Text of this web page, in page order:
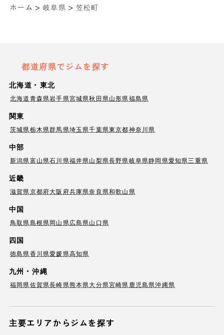
ホーム > 岐阜県 > 笠松町
都道府県でジムを探す
北海道・東北
北海道青森県岩手県宮城県秋田県山形県福島県
関東
茨城県栃木県群馬県埼玉県千葉県東京都神奈川県
中部
新潟県富山県石川県福井県山梨県長野県岐阜県静岡県愛知県三重県
近畿
滋賀県京都府大阪府兵庫県奈良県和歌山県
中国
鳥取県島根県岡山県広島県山口県
四国
徳島県香川県愛媛県高知県
九州・沖縄
福岡県佐賀県長崎県熊本県大分県宮崎県 鹿児島県沖縄県
主要エリアからジムを探す